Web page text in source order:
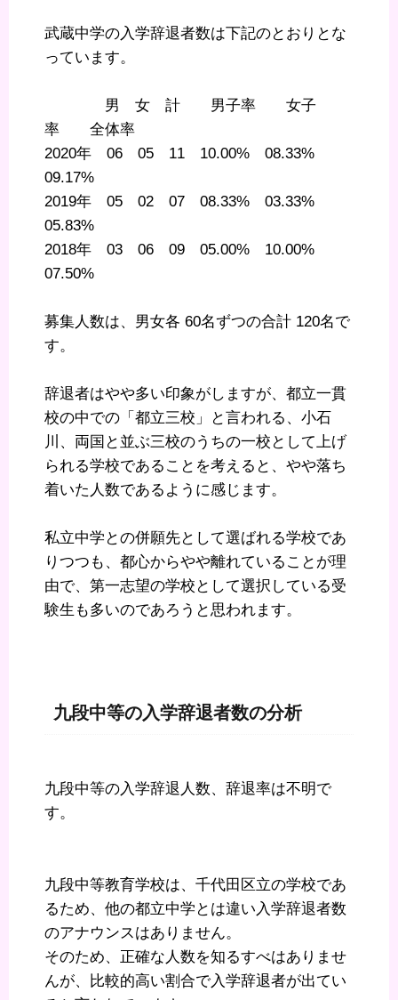
武蔵中学の入学辞退者数は下記のとおりとな
っています。
男 女 計 男子率 女子
率 全体率
2020年 06 05 11 10.00% 08.33%
09.17%
2019年 05 02 07 08.33% 03.33%
05.83%
2018年 03 06 09 05.00% 10.00%
07.50%
募集人数は、男女各 60名ずつの合計 120名で
す。
辞退者はやや多い印象がしますが、都立一貫
校の中での「都立三校」と言われる、小石
川、両国と並ぶ三校のうちの一校として上げ
られる学校であることを考えると、やや落ち
着いた人数であるように感じます。
私立中学との併願先として選ばれる学校であ
りつつも、都心からやや離れていることが理
由で、第一志望の学校として選択している受
験生も多いのであろうと思われます。
九段中等の入学辞退者数の分析
九段中等の入学辞退人数、辞退率は不明で
す。
九段中等教育学校は、千代田区立の学校であ
るため、他の都立中学とは違い入学辞退者数
のアナウンスはありません。
そのため、正確な人数を知るすべはありませ
んが、比較的高い割合で入学辞退者が出てい